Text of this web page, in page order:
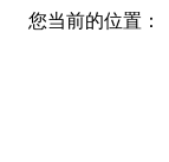
您当前的位置：